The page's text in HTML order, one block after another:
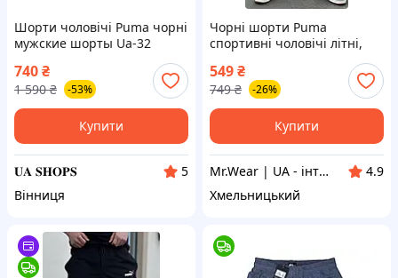
Шорти чоловічі Puma чорні
мужские шорты Ua-32
740₴
1 590 ₴ -53%
Купити
𝐔𝐀 𝐒𝐇𝐎𝐏𝐒
5
Вінниця
Чорні шорти Puma
спортивні чоловічі літні,
чорного кольору (Темний
лого)
549₴
749 ₴ -26%
Купити
Mr.Wear | UA - інтернет-магазин чоловічого одягу
4.9
Хмельницький